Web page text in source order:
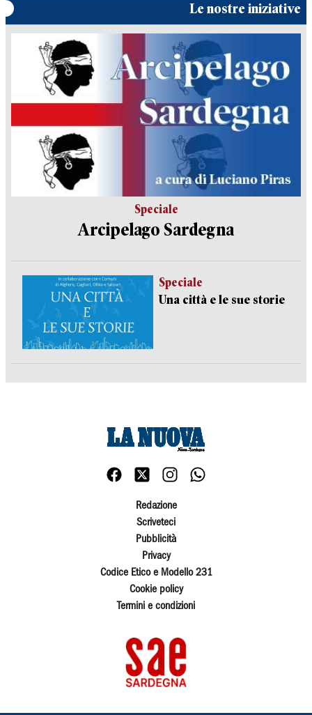
Le nostre iniziative
Speciale
Arcipelago Sardegna
Speciale
Una città e le sue storie
Redazione
Scriveteci
Pubblicità
Privacy
Codice Etico e Modello 231
Cookie policy
Termini e condizioni